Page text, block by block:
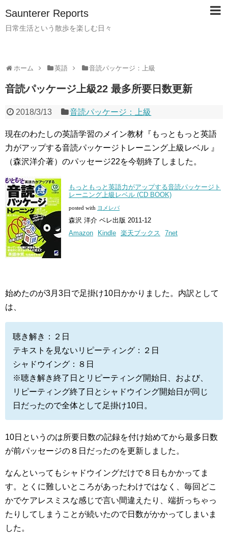
Saunterer Reports
日常生活という散歩を楽しむ日々
ホーム 英語 音読パッケージ：上級
音読パッケージ上級22 最多所要日数更新
2018/3/13 音読パッケージ：上級
現在のわたしの英語学習のメイン教材『もっともっと英語
力がアップする音読パッケージトレーニング上級レベル 』
（森沢洋介著）のパッセージ22を今朝終了しました。
もっともっと英語力がアップする音読パッケージト
レーニング上級レベル (CD BOOK)
posted with ヨメレバ
森沢 洋介 ベレ出版 2011-12
Amazon
Kindle 楽天ブックス 7net
始めたのが3月3日で足掛け10日かかりました。内訳として
は、
聴き解き：２日
テキストを見ないリピーティング：２日
シャドウイング：８日
※聴き解き終了日とリピーティング開始日、および、
リピーティング終了日とシャドウイング開始日が同じ
日だったので全体として足掛け10日。
10日というのは所要日数の記録を付け始めてから最多日数
が前パッセージの８日だったのを更新しました。
なんといってもシャドウイングだけで８日もかかってま
す。とくに難しいところがあったわけではなく、毎回どこ
かでケアレスミスな感じで言い間違えたり、端折っちゃっ
たりしてしまうことが続いたので日数がかかってしまいま
した。